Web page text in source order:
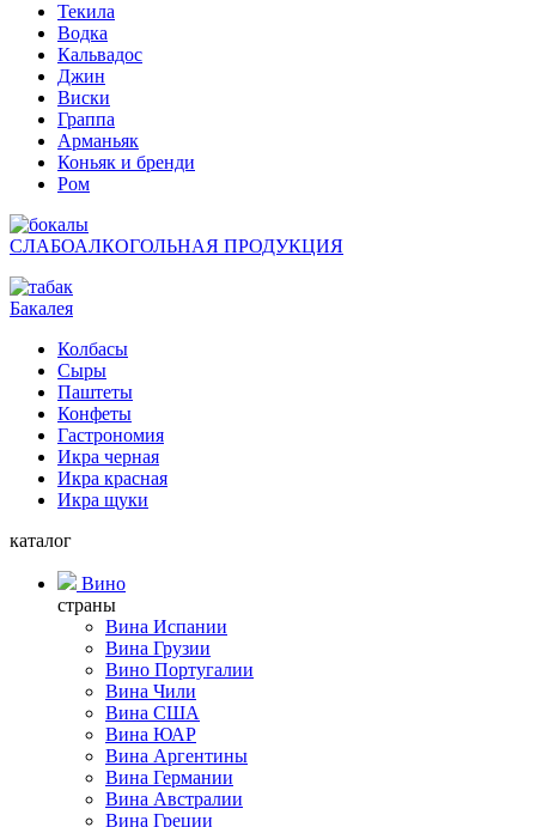
Текила
Водка
Кальвадос
Джин
Виски
Граппа
Арманьяк
Коньяк и бренди
Ром
СЛАБОАЛКОГОЛЬНАЯ ПРОДУКЦИЯ
Бакалея
Колбасы
Сыры
Паштеты
Конфеты
Гастрономия
Икра черная
Икра красная
Икра щуки
каталог
Вино
страны
Вина Испании
Вина Грузии
Вино Португалии
Вина Чили
Вина США
Вина ЮАР
Вина Аргентины
Вина Германии
Вина Австралии
Вина Греции